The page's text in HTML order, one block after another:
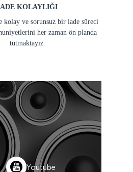
KOLAYLIĞI
kolay ve sorunsuz bir iade süreci
her zaman ön planda
tutmaktayız.
Youtube